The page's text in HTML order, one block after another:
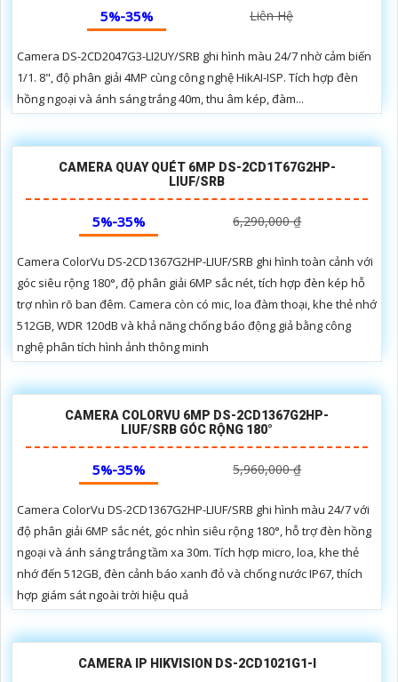
5%-35% Liên Hệ
Camera DS-2CD2047G3-LI2UY/SRB ghi hình màu 24/7 nhờ cảm biến
1/1. 8", độ phân giải 4MP cùng công nghệ HikAI-ISP. Tích hợp đèn
hồng ngoại và ánh sáng trắng 40m, thu âm kép, đàm...
CAMERA QUAY QUÉT 6MP DS-2CD1T67G2HP-
LIUF/SRB
5%-35% 6,290,000 ₫
Camera ColorVu DS-2CD1367G2HP-LIUF/SRB ghi hình toàn cảnh với
góc siêu rộng 180°, độ phân giải 6MP sắc nét, tích hợp đèn kép hỗ
trợ nhìn rõ ban đêm. Camera còn có mic, loa đàm thoại, khe thẻ nhớ
512GB, WDR 120dB và khả năng chống báo động giả bằng công
nghệ phân tích hình ảnh thông minh
CAMERA COLORVU 6MP DS-2CD1367G2HP-
LIUF/SRB GÓC RỘNG 180°
5%-35% 5,960,000 ₫
Camera ColorVu DS-2CD1367G2HP-LIUF/SRB ghi hình màu 24/7 với
độ phân giải 6MP sắc nét, góc nhìn siêu rộng 180°, hỗ trợ đèn hồng
ngoại và ánh sáng trắng tầm xa 30m. Tích hợp micro, loa, khe thẻ
nhớ đến 512GB, đèn cảnh báo xanh đỏ và chống nước IP67, thích
hợp giám sát ngoài trời hiệu quả
CAMERA IP HIKVISION DS-2CD1021G1-I